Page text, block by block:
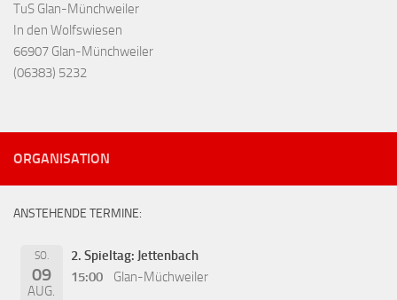
TuS Glan-Münchweiler
In den Wolfswiesen
66907 Glan-Münchweiler
(06383) 5232
ORGANISATION
ANSTEHENDE TERMINE:
SO.
09
AUG.
2. Spieltag: Jettenbach
15:00
Glan-Müchweiler